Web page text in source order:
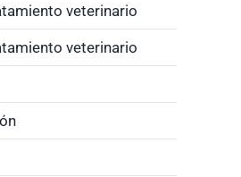
veterinario
veterinario